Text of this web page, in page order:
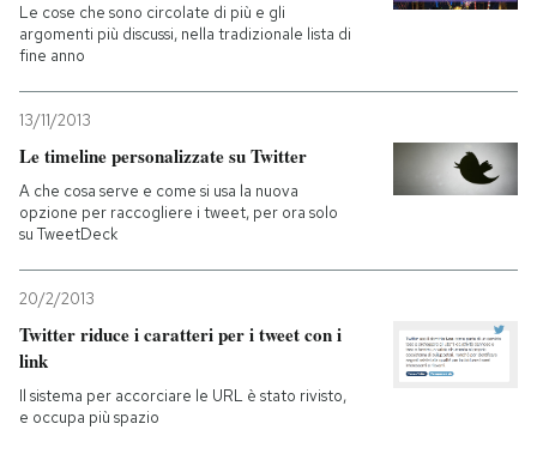
Le cose che sono circolate di più e gli
argomenti più discussi, nella tradizionale lista di
fine anno
13/11/2013
Le timeline personalizzate su Twitter
A che cosa serve e come si usa la nuova
opzione per raccogliere i tweet, per ora solo
su TweetDeck
20/2/2013
Twitter riduce i caratteri per i tweet con i
link
Il sistema per accorciare le URL è stato rivisto,
e occupa più spazio